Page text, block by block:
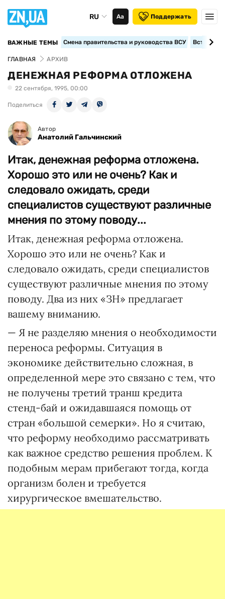
RU Аа Поддержать
ВАЖНЫЕ ТЕМЫ Смена правительства и руководства ВСУ
ГЛАВНАЯ АРХИВ
ДЕНЕЖНАЯ РЕФОРМА ОТЛОЖЕНА
22 сентября, 1995, 00:00
Поделиться
Автор
Анатолий Гальчинский
Итак, денежная реформа отложена.
Хорошо это или не очень? Как и
следовало ожидать, среди
специалистов существуют различные
мнения по этому поводу...
Итак, денежная реформа отложена.
Хорошо это или не очень? Как и
следовало ожидать, среди специалистов
существуют различные мнения по этому
поводу. Два из них «ЗН» предлагает
вашему вниманию.
— Я не разделяю мнения о необходимости
переноса реформы. Ситуация в
экономике действительно сложная, в
определенной мере это связано с тем, что
не получены третий транш кредита
стенд-бай и ожидавшаяся помощь от
стран «большой семерки». Но я считаю,
что реформу необходимо рассматривать
как важное средство решения проблем. К
подобным мерам прибегают тогда, когда
организм болен и требуется
хирургическое вмешательство.